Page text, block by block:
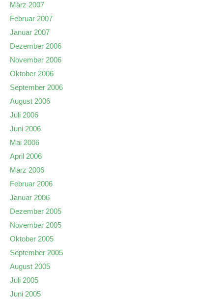
März 2007
Februar 2007
Januar 2007
Dezember 2006
November 2006
Oktober 2006
September 2006
August 2006
Juli 2006
Juni 2006
Mai 2006
April 2006
März 2006
Februar 2006
Januar 2006
Dezember 2005
November 2005
Oktober 2005
September 2005
August 2005
Juli 2005
Juni 2005